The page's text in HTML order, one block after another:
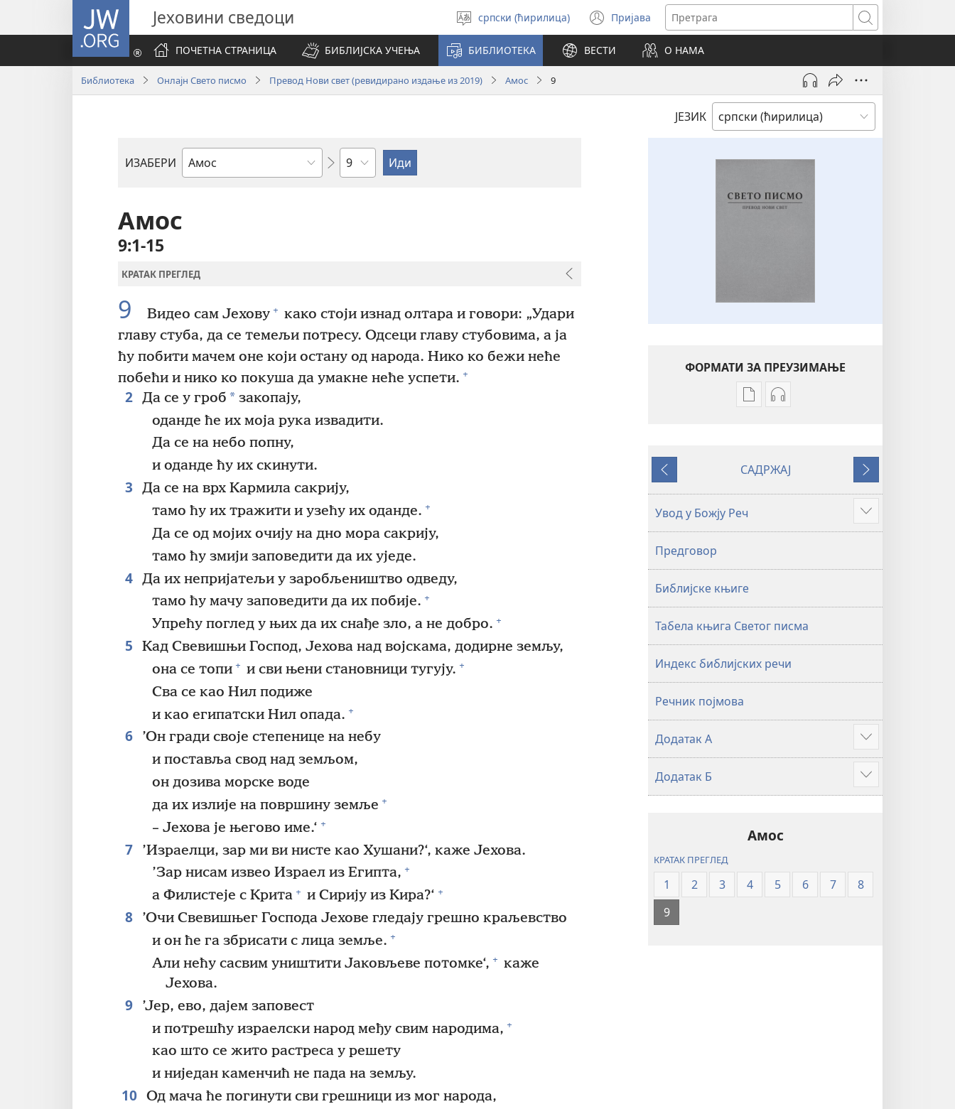
JW.ORG Јеховини сведоци
Изабери
језик
српски (ћирилица) Пријава
(отвара
нови
прозор)
Претрага
ПОЧЕТНА СТРАНИЦА
БИБЛИЈСКА УЧЕЊА БИБЛИОТЕКА ВЕСТИ О НАМА
Библиотека Онлајн Свето писмо Превод Нови свет (ревидирано издање из 2019) Амос 9
ЈЕЗИК
ИЗАБЕРИ
Библијска
Поглавље
Амос
9:1-15
КРАТАК ПРЕГЛЕД
9 Видео сам Јехову + како стоји изнад олтара и говори: „Удари
главу стуба, да се темељи потресу. Одсеци главу стубовима, а ја
ћу побити мачем оне који остану од народа. Нико ко бежи неће
побећи и нико ко покуша да умакне неће успети. +
2 Да се у гроб *закопају,
оданде ће их моја рука извадити.
Да се на небо попну,
и оданде ћу их скинути.
3
Да се на врх Кармила сакрију,
тамо ћу их тражити и узећу их оданде. +
Да се од мојих очију на дно мора сакрију,
тамо ћу змији заповедити да их уједе.
4 Да их непријатељи у заробљеништво одведу,
тамо ћу мачу заповедити да их побије. +
Упрећу поглед у њих да их снађе зло, а не добро. +
5
Кад Свевишњи Господ, Јехова над војскама, додирне земљу,
она се топи + и сви њени становници тугују. +
Сва се као Нил подиже
и као египатски Нил опада. +
6
’Он гради своје степенице на небу
и поставља свод над земљом,
он дозива морске воде
да их излије на површину земље +
– Јехова је његово име.‘ +
7
’Израелци, зар ми ви нисте као Хушани?‘, каже Јехова.
’Зар нисам извео Израел из Египта, +
а Филистеје с Крита + и Сирију из Кира?‘ +
8
’Очи Свевишњег Господа Јехове гледају грешно краљевство
и он ће га збрисати с лица земље. +
Али нећу сасвим уништити Јаковљеве потомке‘, + каже
Јехова.
9
’Јер, ево, дајем заповест
и потрешћу израелски народ међу свим народима, +
као што се жито растреса у решету
и ниједан каменчић не пада на земљу.
10 Од мача ће погинути сви грешници из мог народа,
ФОРМАТИ ЗА ПРЕУЗИМАЊЕ
Формати
публикација
свет
издање
из
2019)
Формати
садржаја
свет
издање
из
2019)
Претходно
САДРЖАЈ
Следеће
Увод у Божју Реч Више
Предговор
Библијске књиге
Табела књига Светог писма
Индекс библијских речи
Речник појмова
Додатак А Више
Додатак Б Више
Амос
КРАТАК ПРЕГЛЕД
1 2 3 4 5 6 7
8
9